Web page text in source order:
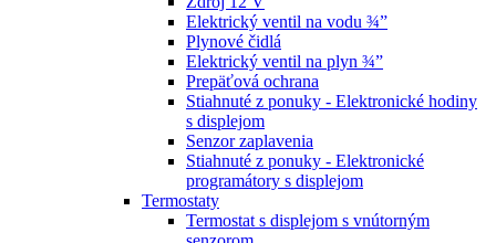
Elektrický ventil na vodu ¾”
Plynové čidlá
Elektrický ventil na plyn ¾”
Prepäťová ochrana
Stiahnuté z ponuky - Elektronické hodiny
s displejom
Senzor zaplavenia
Stiahnuté z ponuky - Elektronické
programátory s displejom
Termostaty
Termostat s displejom s vnútorným